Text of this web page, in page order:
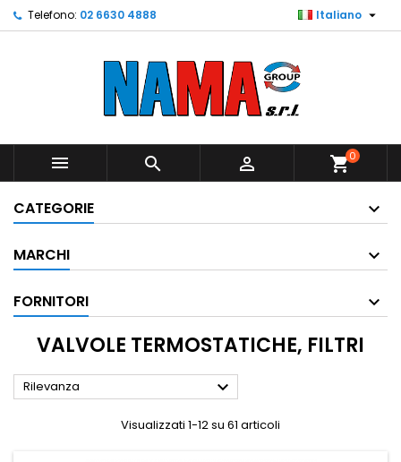
Telefono: 02 6630 4888 Italiano 
   shopping_cart0
CATEGORIE
MARCHI
FORNITORI
VALVOLE TERMOSTATICHE, FILTRI
Rilevanza 
Visualizzati 1-12 su 61 articoli